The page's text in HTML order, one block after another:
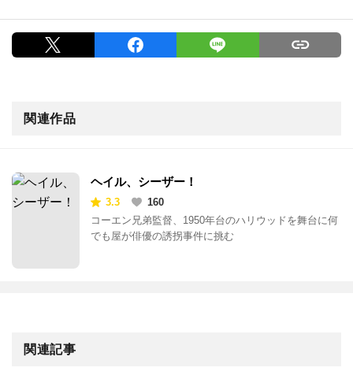
関連作品
ヘイル、シーザー！
3.3
160
コーエン兄弟監督、1950年台のハリウッドを舞台に何
でも屋が俳優の誘拐事件に挑む
関連記事